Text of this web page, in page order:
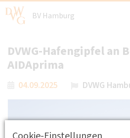
BV Hamburg
DVWG-Hafengipfel an
AIDAprima
04.09.2025 DVWG